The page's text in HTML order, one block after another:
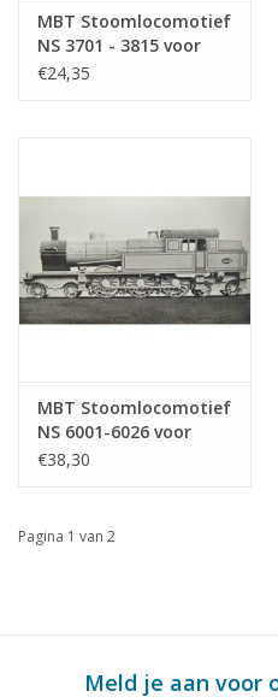
MBT Stoomlocomotief
NS 3701 - 3815 voor
spoor 0 -
€24,35
MBT Stoomlocomotief
NS 6001-6026 voor
spoor 0 -
€38,30
Pagina 1 van 2
Meld je aan voor